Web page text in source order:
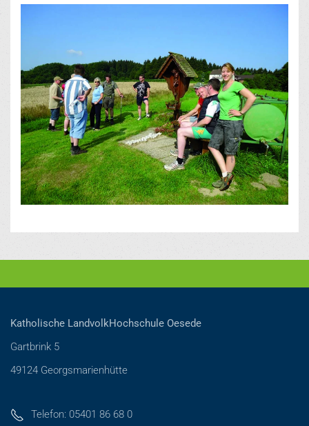
Katholische LandvolkHochschule Oesede
Gartbrink 5
49124 Georgsmarienhütte
Telefon: 05401 86 68 0